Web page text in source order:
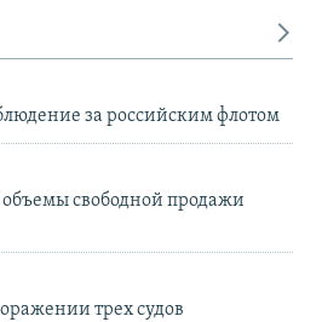
за российским флотом
свободной продажи
трех судов